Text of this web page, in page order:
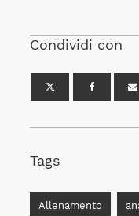
Condividi con
Tags
Allenamento